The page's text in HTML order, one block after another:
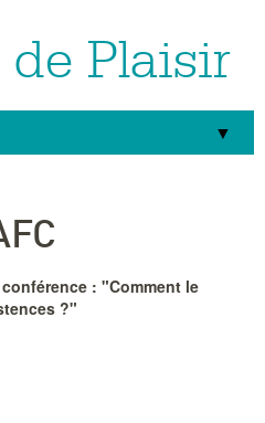
de Plaisir
: "Comment le
?"